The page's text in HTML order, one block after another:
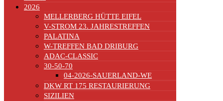
2026
MELLERBERG HÜTTE EIFEL
V-STROM 23. JAHRESTREFFEN
PALATINA
W-TREFFEN BAD DRIBURG
ADAC-CLASSIC
30-50-70
04-2026-SAUERLAND-WE
DKW RT 175 RESTAURIERUNG
SIZILIEN